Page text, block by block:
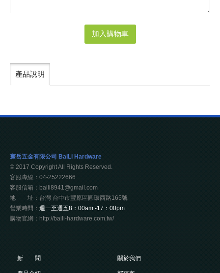
加入購物車
產品說明
寰岳五金有限公司 BaiLi Hardware
© 2017 Copyright All Rights Reserved.
客服專線：04-25222666
客服信箱：baili8941@gmail.com
地 址：台灣 台中市豐原區圓環西路165號
營業時間： 週一至週五8：00am -17：00pm
購物官網：http://baili-hardware.com.tw/
新 聞 關於我們